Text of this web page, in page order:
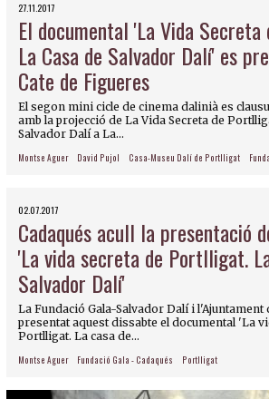
27.11.2017
El documental 'La Vida
La Casa de Salvador Dalí' es
Cate de Figueres
El segon mini cicle de cinema dalinià es
amb la projecció de La Vida Secreta de
Salvador Dalí a La...
Montse Aguer David Pujol Casa-Museu Dalí de Portlligat
02.07.2017
Cadaqués acull la presentació
'La vida secreta de Portlligat.
Salvador Dalí'
La Fundació Gala-Salvador Dalí i l'Ajuntament
presentat aquest dissabte el documental 'La
Portlligat. La casa de...
Montse Aguer Fundació Gala - Cadaqués Portlligat